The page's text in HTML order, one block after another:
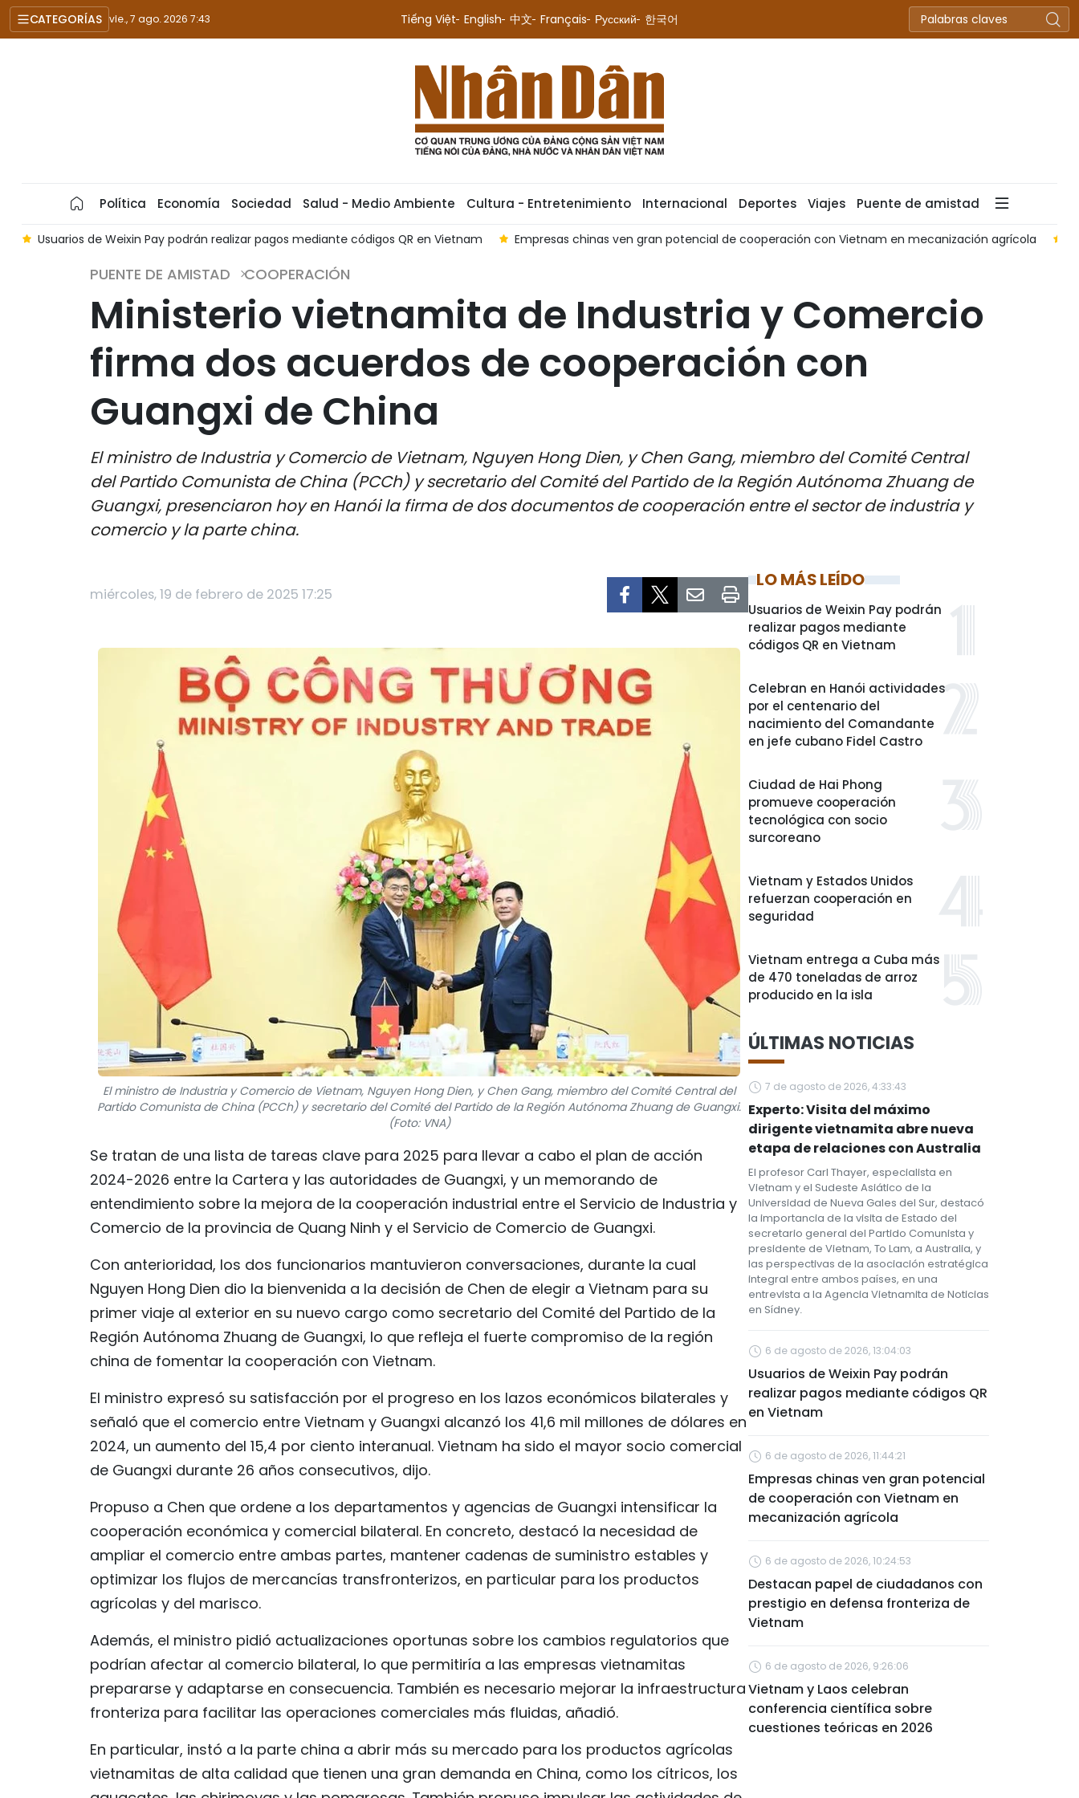
CATEGORÍAS vie., 7 ago. 2026 7:43 Tiếng Việt English 中文 Français Русский 한국어
Política Economía Sociedad Salud - Medio Ambiente Cultura - Entretenimiento Internacional Deportes Viajes Puente de amistad
Usuarios de Weixin Pay podrán realizar pagos mediante códigos QR en Vietnam Empresas chinas ven gran potencial de cooperación con Vietnam en mecanización agrícola
PUENTE DE AMISTAD COOPERACIÓN
Ministerio vietnamita de Industria y Comercio
firma dos acuerdos de cooperación con
Guangxi de China
El ministro de Industria y Comercio de Vietnam, Nguyen Hong Dien, y Chen Gang, miembro del Comité Central
del Partido Comunista de China (PCCh) y secretario del Comité del Partido de la Región Autónoma Zhuang de
Guangxi, presenciaron hoy en Hanói la firma de dos documentos de cooperación entre el sector de industria y
comercio y la parte china.
miércoles, 19 de febrero de 2025 17:25
El ministro de Industria y Comercio de Vietnam, Nguyen Hong Dien, y Chen Gang, miembro del Comité Central del
Partido Comunista de China (PCCh) y secretario del Comité del Partido de la Región Autónoma Zhuang de Guangxi.
(Foto: VNA)
Se tratan de una lista de tareas clave para 2025 para llevar a cabo el plan de acción
2024-2026 entre la Cartera y las autoridades de Guangxi, y un memorando de
entendimiento sobre la mejora de la cooperación industrial entre el Servicio de Industria y
Comercio de la provincia de Quang Ninh y el Servicio de Comercio de Guangxi.
Con anterioridad, los dos funcionarios mantuvieron conversaciones, durante la cual
Nguyen Hong Dien dio la bienvenida a la decisión de Chen de elegir a Vietnam para su
primer viaje al exterior en su nuevo cargo como secretario del Comité del Partido de la
Región Autónoma Zhuang de Guangxi, lo que refleja el fuerte compromiso de la región
china de fomentar la cooperación con Vietnam.
El ministro expresó su satisfacción por el progreso en los lazos económicos bilaterales y
señaló que el comercio entre Vietnam y Guangxi alcanzó los 41,6 mil millones de dólares en
2024, un aumento del 15,4 por ciento interanual. Vietnam ha sido el mayor socio comercial
de Guangxi durante 26 años consecutivos, dijo.
Propuso a Chen que ordene a los departamentos y agencias de Guangxi intensificar la
cooperación económica y comercial bilateral. En concreto, destacó la necesidad de
ampliar el comercio entre ambas partes, mantener cadenas de suministro estables y
optimizar los flujos de mercancías transfronterizos, en particular para los productos
agrícolas y del marisco.
Además, el ministro pidió actualizaciones oportunas sobre los cambios regulatorios que
podrían afectar al comercio bilateral, lo que permitiría a las empresas vietnamitas
prepararse y adaptarse en consecuencia. También es necesario mejorar la infraestructura
fronteriza para facilitar las operaciones comerciales más fluidas, añadió.
En particular, instó a la parte china a abrir más su mercado para los productos agrícolas
vietnamitas de alta calidad que tienen una gran demanda en China, como los cítricos, los
LO MÁS LEÍDO
Usuarios de Weixin Pay podrán
realizar pagos mediante
códigos QR en Vietnam
Celebran en Hanói actividades
por el centenario del
nacimiento del Comandante
en jefe cubano Fidel Castro
Ciudad de Hai Phong
promueve cooperación
tecnológica con socio
surcoreano
Vietnam y Estados Unidos
refuerzan cooperación en
seguridad
Vietnam entrega a Cuba más
de 470 toneladas de arroz
producido en la isla
ÚLTIMAS NOTICIAS
7 de agosto de 2026, 4:33:43
Experto: Visita del máximo
dirigente vietnamita abre nueva
etapa de relaciones con Australia
El profesor Carl Thayer, especialista en
Vietnam y el Sudeste Asiático de la
Universidad de Nueva Gales del Sur, destacó
la importancia de la visita de Estado del
secretario general del Partido Comunista y
presidente de Vietnam, To Lam, a Australia, y
las perspectivas de la asociación estratégica
integral entre ambos países, en una
entrevista a la Agencia Vietnamita de Noticias
en Sídney.
6 de agosto de 2026, 13:04:03
Usuarios de Weixin Pay podrán
realizar pagos mediante códigos QR
en Vietnam
6 de agosto de 2026, 11:44:21
Empresas chinas ven gran potencial
de cooperación con Vietnam en
mecanización agrícola
6 de agosto de 2026, 10:24:53
Destacan papel de ciudadanos con
prestigio en defensa fronteriza de
Vietnam
6 de agosto de 2026, 9:26:06
Vietnam y Laos celebran
conferencia científica sobre
cuestiones teóricas en 2026